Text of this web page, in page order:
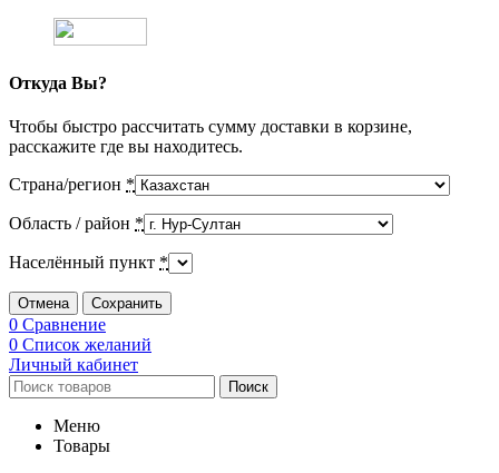
Откуда Вы?
Чтобы быстро рассчитать сумму доставки в корзине,
расскажите где вы находитесь.
Страна/регион *
Область / район *
Населённый пункт *
Отмена Сохранить
0 Сравнение
0 Список желаний
Личный кабинет
Поиск
Меню
Товары